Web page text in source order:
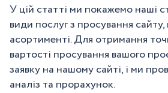
У цій статті ми покажемо наші
види послуг з просування
асортименті. Для отримання
вартості просування вашого
заявку на нашому сайті, і ми
аналіз та прорахунок.